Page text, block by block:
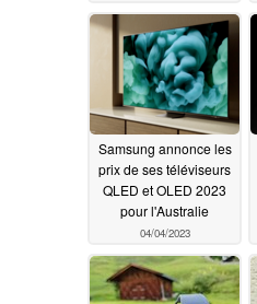
Samsung annonce les
prix de ses téléviseurs
QLED et OLED 2023
pour l'Australie
04/04/2023